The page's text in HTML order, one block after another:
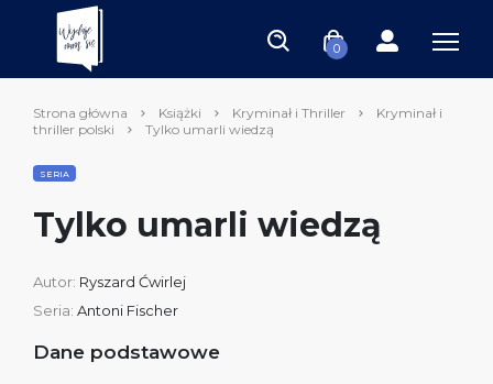
0
Strona główna Książki Kryminał i Thriller
Kryminał i
thriller polski
Tylko umarli wiedzą
SERIA
Tylko umarli wiedzą
Autor: Ryszard Ćwirlej
Seria: Antoni Fischer
Dane podstawowe